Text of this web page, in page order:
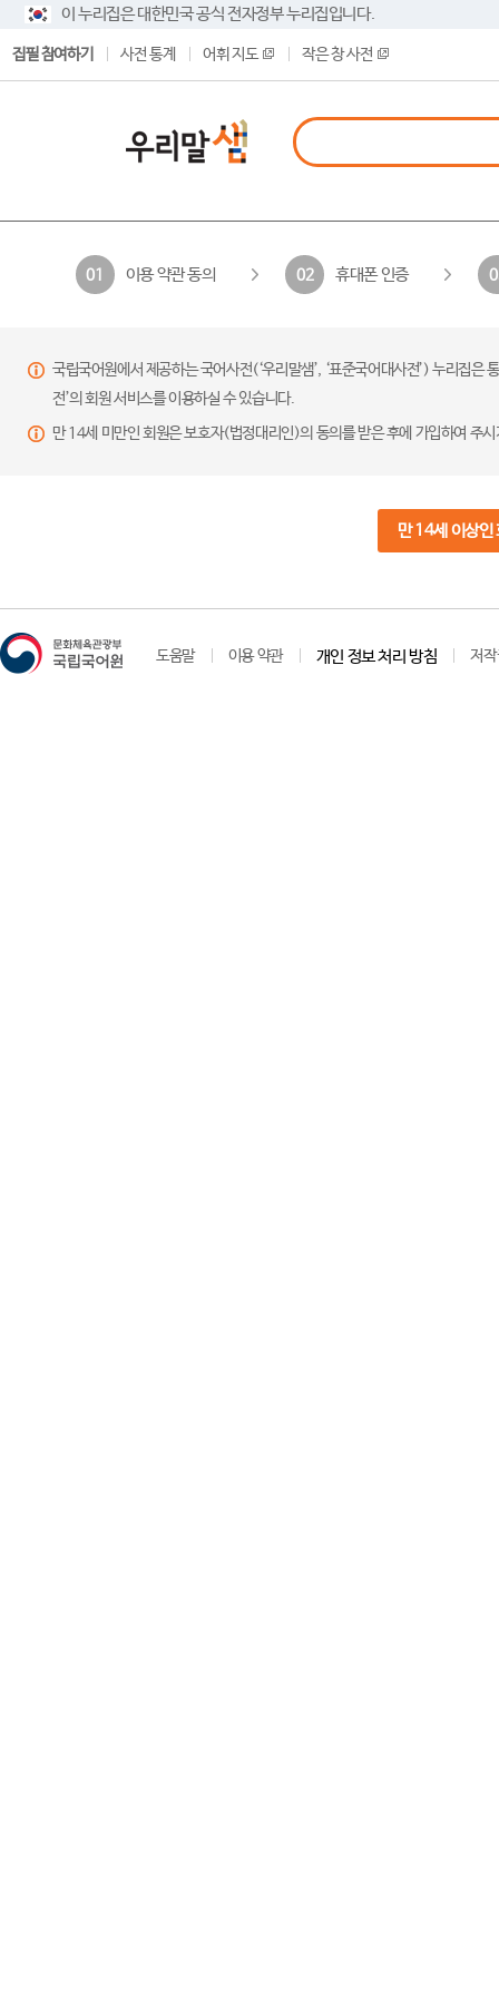
이 누리집은 대한민국 공식 전자정부 누리집입니다.
집필 참여하기 사전 통계 어휘 지도 작은 창 사전
01 이용 약관 동의 02 휴대폰 인증
국립국어원에서 제공하는 국어사전(‘우리말샘’, ‘표준국어대사전’) 누리집
전’의 회원 서비스를 이용하실 수 있습니다.
만 14세 미만인 회원은 보호자(법정대리인)의 동의를 받은 후에 가입하여 주
만 14세 이상인
도움말 이용 약관 개인 정보 처리 방침 저